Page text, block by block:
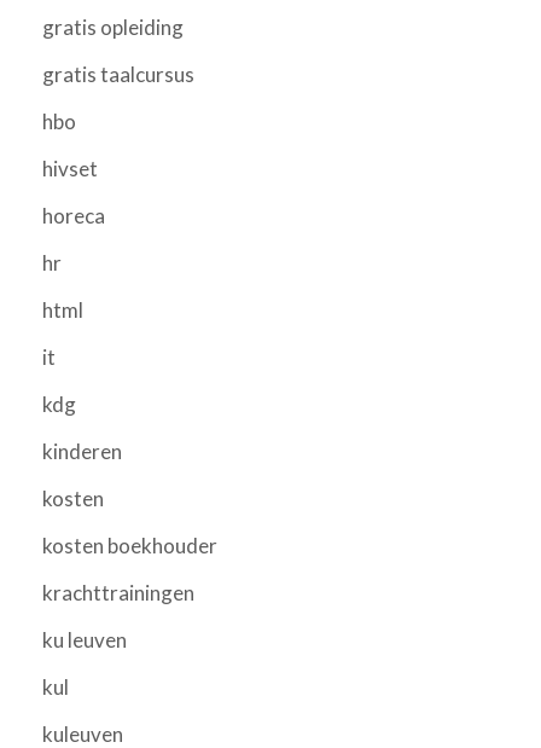
gratis opleiding
gratis taalcursus
hbo
hivset
horeca
hr
html
it
kdg
kinderen
kosten
kosten boekhouder
krachttrainingen
ku leuven
kul
kuleuven